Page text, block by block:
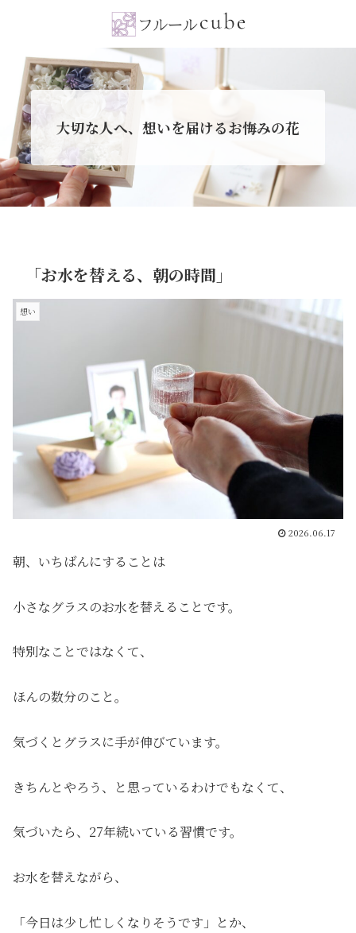
大切な人へ、想いを届けるお悔みの花
「お水を替える、朝の時間」
想い
2026.06.17
朝、いちばんにすることは
小さなグラスのお水を替えることです。
特別なことではなくて、
ほんの数分のこと。
気づくとグラスに手が伸びています。
きちんとやろう、と思っているわけでもなくて、
気づいたら、27年続いている習慣です。
お水を替えながら、
「今日は少し忙しくなりそうです」とか、